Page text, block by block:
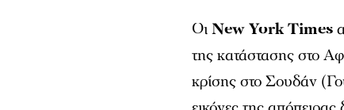
ΟιNew York Times
της κατάστασης στο
κρίσης στο Σουδάν